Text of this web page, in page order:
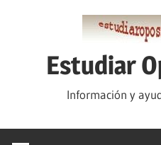
Estudiar
Información y